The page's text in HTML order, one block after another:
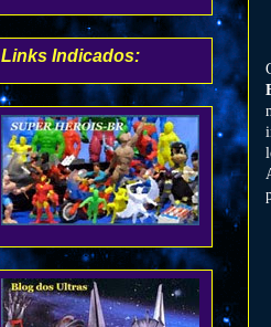
Links Indicados: